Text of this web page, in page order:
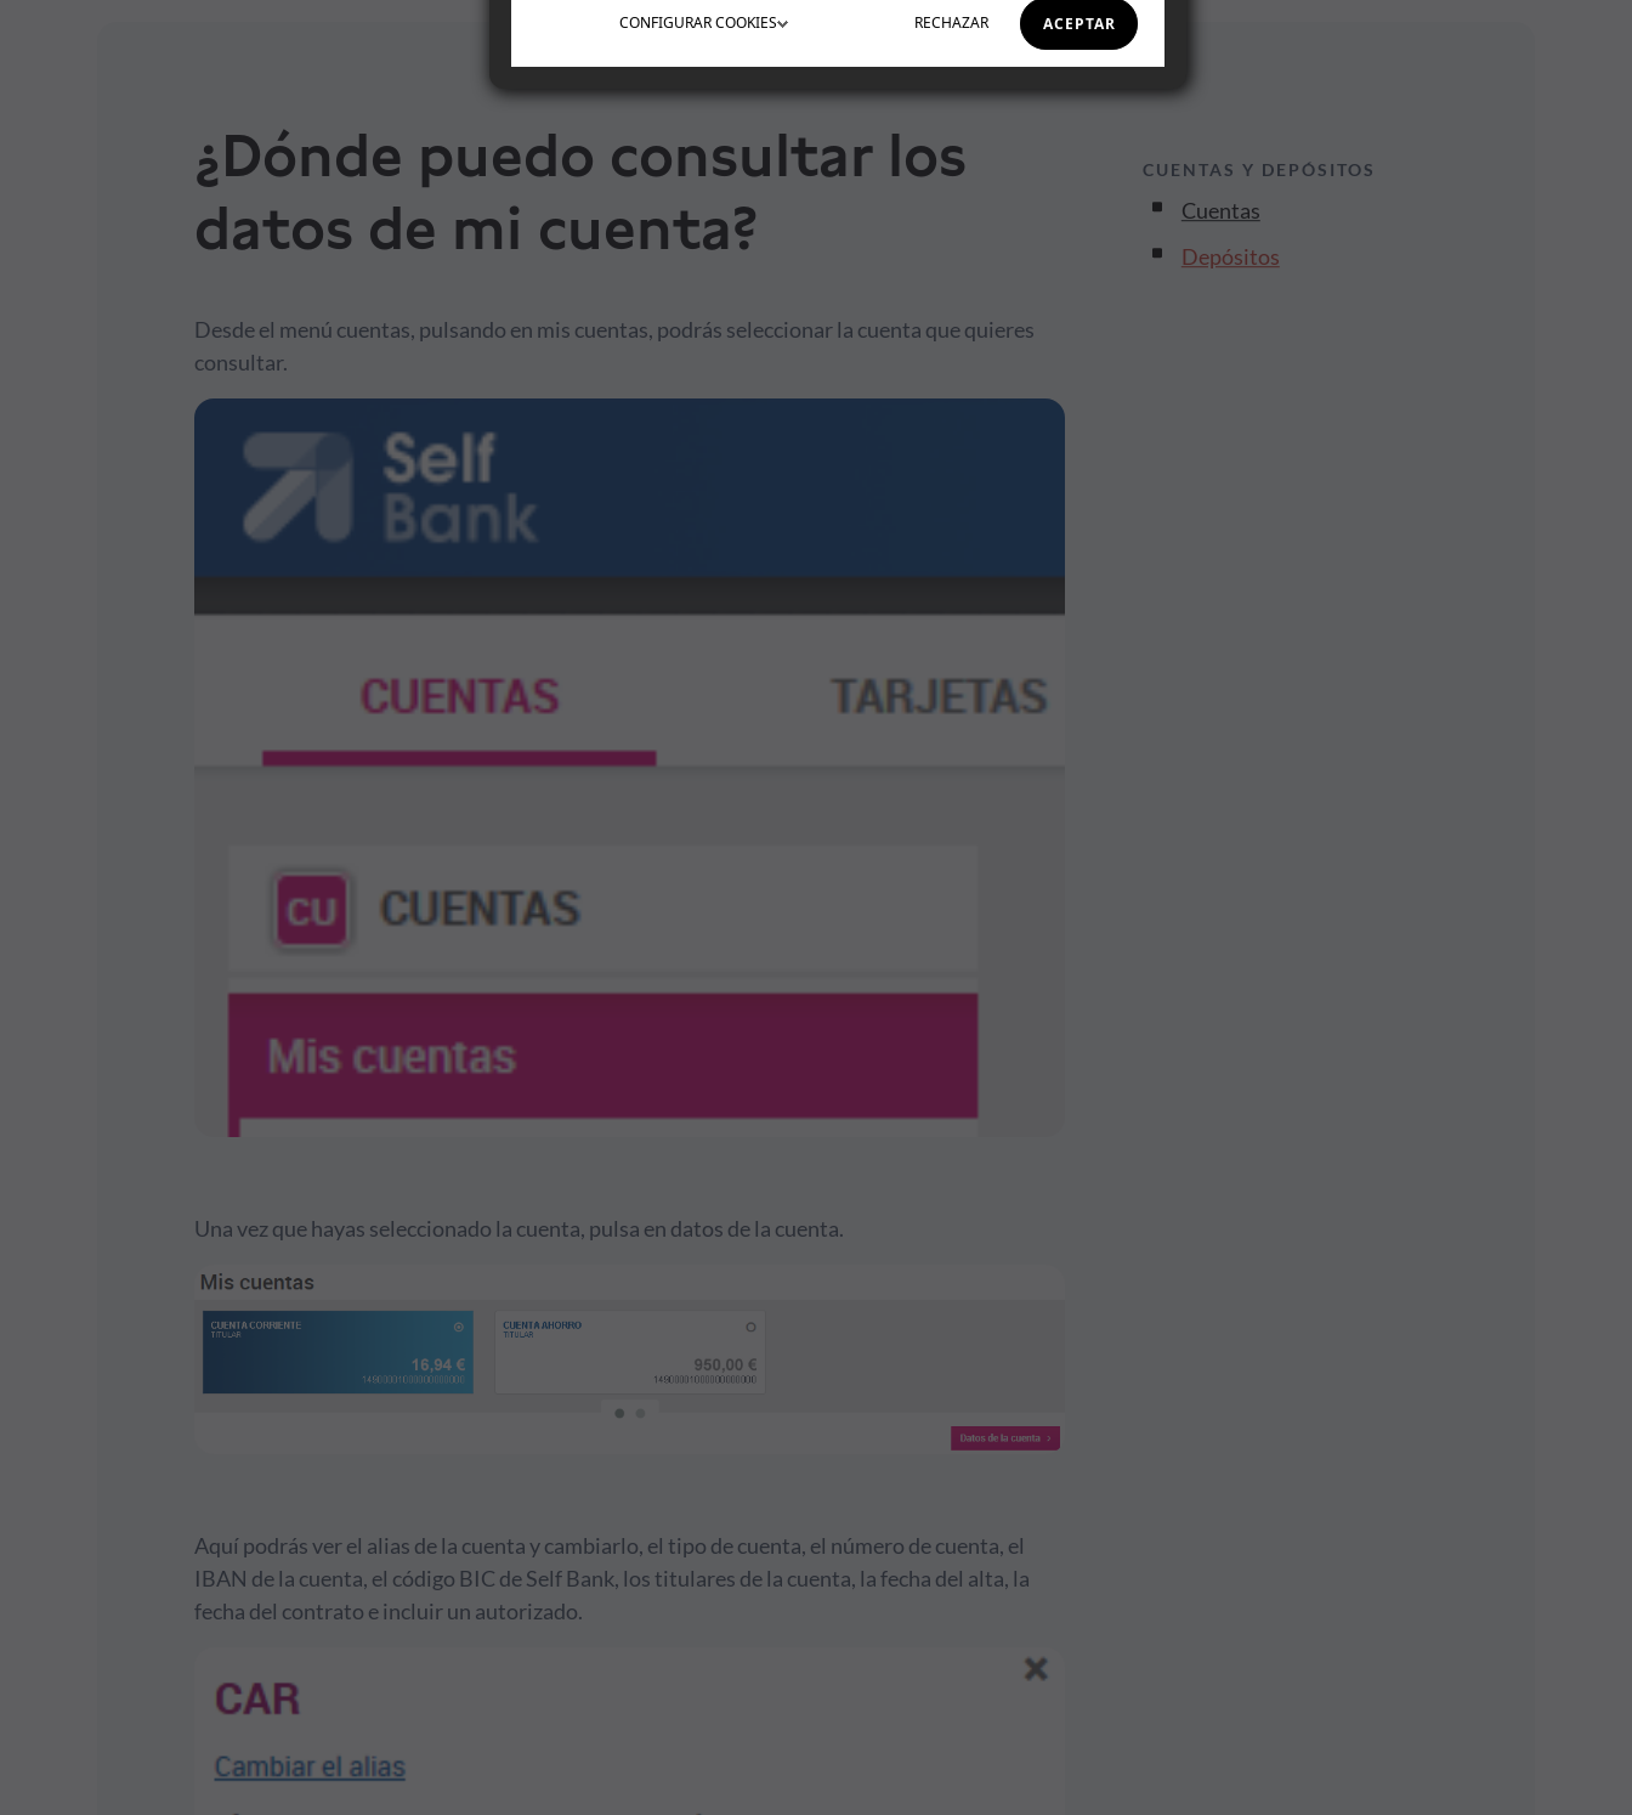
ACEPTAR
RECHAZAR
CONFIGURARCOOKIES
¿Dónde puedo consultar los
datos de mi cuenta?
Desde el menú cuentas, pulsando en mis cuentas, podrás seleccionar la cuenta que quieres
consultar.
Una vez que hayas seleccionado la cuenta, pulsa en datos de la cuenta.
Aquí podrás ver el alias de la cuenta y cambiarlo, el tipo de cuenta, el número de cuenta, el
IBAN de la cuenta, el código BIC de Self Bank, los titulares de la cuenta, la fecha del alta, la
fecha del contrato e incluir un autorizado.
CUENTAS Y DEPÓSITOS
Cuentas
Depósitos